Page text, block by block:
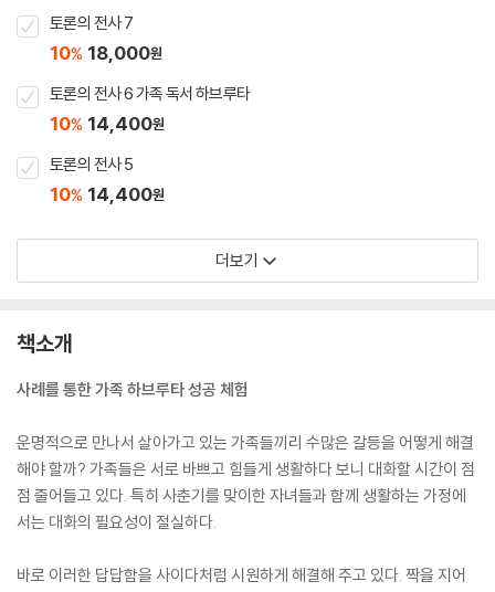
토론의 전사 7
10% 18,000원
토론의 전사 6 가족 독서 하브루타
10% 14,400원
토론의 전사 5
10% 14,400원
더보기
책소개
사례를 통한 가족 하브루타 성공 체험
운명적으로 만나서 살아가고 있는 가족들끼리 수많은 갈등을 어떻게 해결
해야 할까? 가족들은 서로 바쁘고 힘들게 생활하다 보니 대화할 시간이 점
점 줄어들고 있다. 특히 사춘기를 맞이한 자녀들과 함께 생활하는 가정에
서는 대화의 필요성이 절실하다.
바로 이러한 답답함을 사이다처럼 시원하게 해결해 주고 있다. 짝을 지어